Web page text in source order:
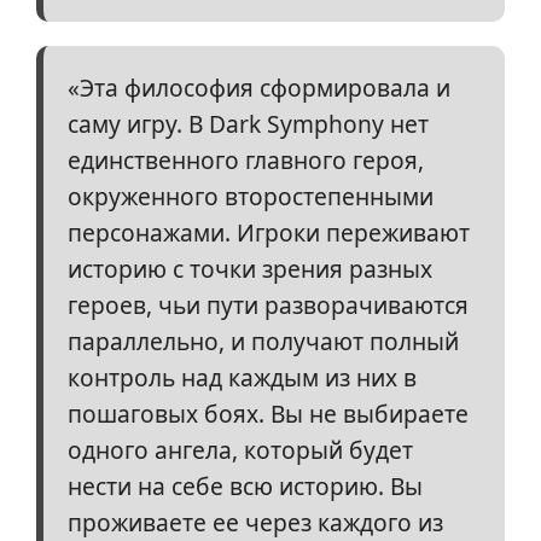
«Эта философия сформировала и
саму игру. В Dark Symphony нет
единственного главного героя,
окруженного второстепенными
персонажами. Игроки переживают
историю с точки зрения разных
героев, чьи пути разворачиваются
параллельно, и получают полный
контроль над каждым из них в
пошаговых боях. Вы не выбираете
одного ангела, который будет
нести на себе всю историю. Вы
проживаете ее через каждого из